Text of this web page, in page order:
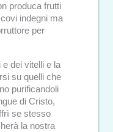
produca frutti
indegni ma
per
e dei vitelli e la
su quelli che
purificandoli
di Cristo,
se stesso
la nostra